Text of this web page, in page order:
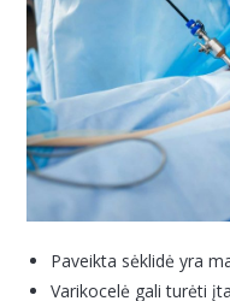
Paveikta sėklidė yra
Varikocelė gali turėti